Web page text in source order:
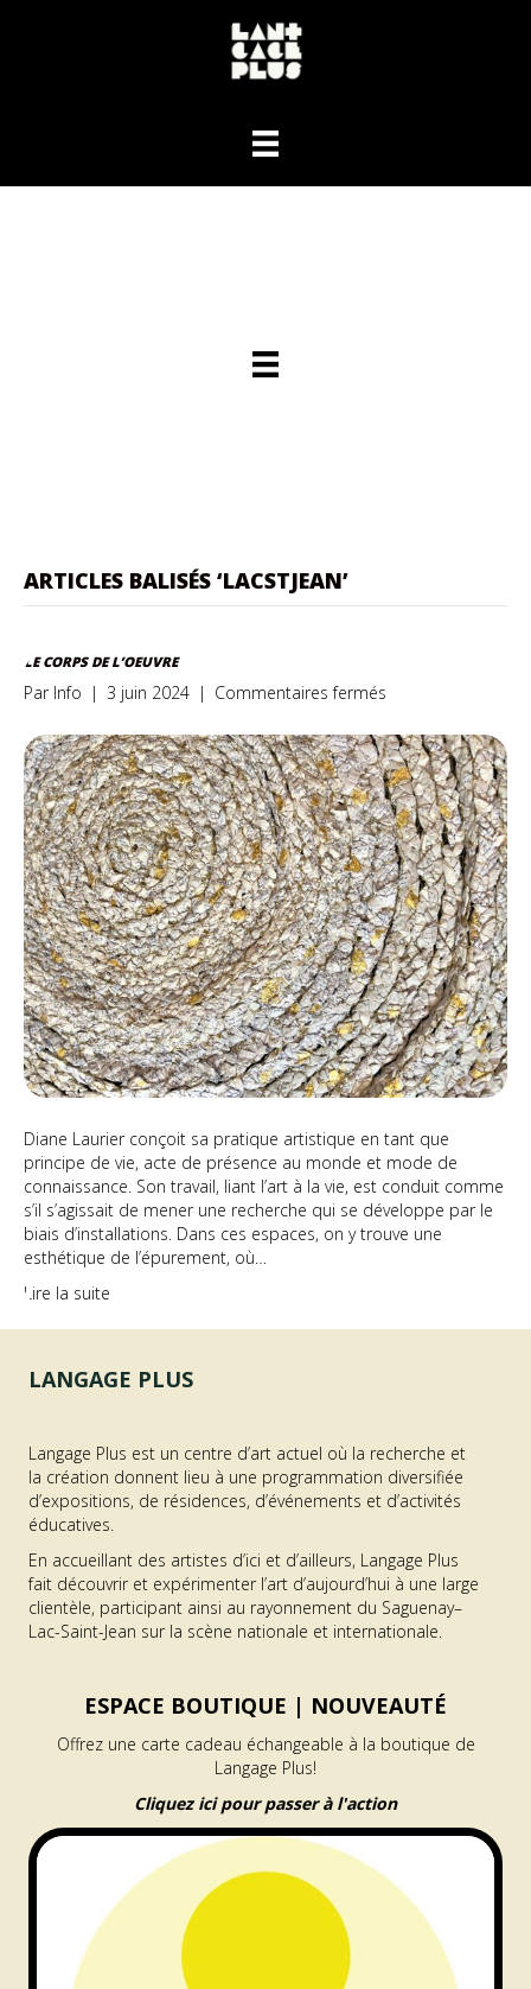
ARTICLES BALISÉS ‘LACSTJEAN’
LE CORPS DE L’OEUVRE
Par Info | 3 juin 2024 | Commentaires fermés
corps
de
l’oeuvre
Diane Laurier conçoit sa pratique artistique en tant que
principe de vie, acte de présence au monde et mode de
connaissance. Son travail, liant l’art à la vie, est conduit comme
s’il s’agissait de mener une recherche qui se développe par le
biais d’installations. Dans ces espaces, on y trouve une
esthétique de l’épurement, où…
Lire la suite
LANGAGE PLUS
Langage Plus est un centre d’art actuel où la recherche et
la création donnent lieu à une programmation diversifiée
d’expositions, de résidences, d’événements et d’activités
éducatives.
En accueillant des artistes d’ici et d’ailleurs, Langage Plus
fait découvrir et expérimenter l’art d’aujourd’hui à une large
clientèle, participant ainsi au rayonnement du Saguenay–
Lac-Saint-Jean sur la scène nationale et internationale.
ESPACE BOUTIQUE | NOUVEAUTÉ
Offrez une carte cadeau échangeable à la boutique de
Langage Plus!
Cliquez ici pour passer à l'action